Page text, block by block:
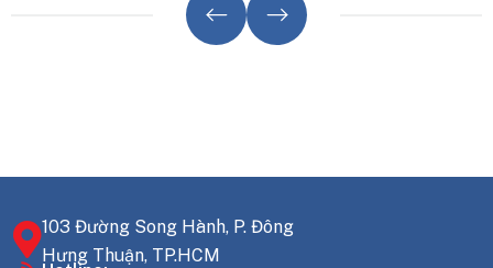
103 Đường Song Hành, P. Đông
Hưng Thuận, TP.HCM